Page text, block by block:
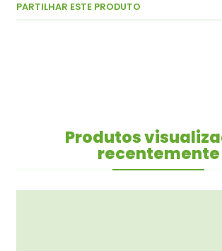
PARTILHAR ESTE PRODUTO
Produtos
recentemente